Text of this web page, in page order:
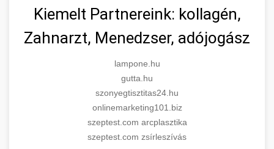
Kiemelt Partnereink: kollagén,
Zahnarzt, Menedzser, adójogász
lampone.hu
gutta.hu
szonyegtisztitas24.hu
onlinemarketing101.biz
szeptest.com arcplasztika
szeptest.com zsírleszívás